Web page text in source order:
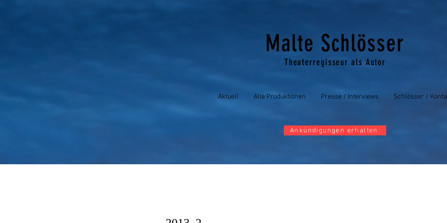
Malte Schlösser
Theaterregisseur als Autor
Aktuell Alle Produktionen Presse / Interviews Schlösser /
Ankündigungen erhalten